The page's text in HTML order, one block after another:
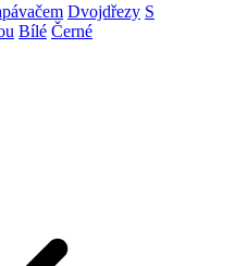
Dvojdřezy S
Bílé Černé